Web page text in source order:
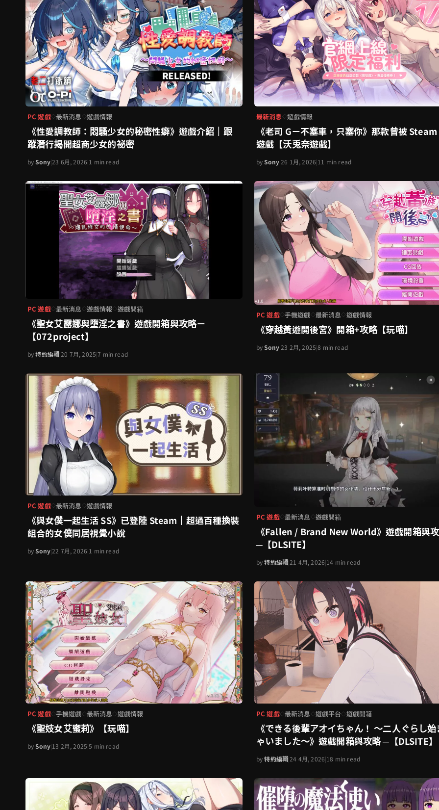
PC 遊戲◇最新消息◇遊戲情報
《性愛調教師：悶騷少女的秘密性癖》遊戲介紹｜跟
蹤潛行揭開超商少女的祕密
bySony|23 6月, 2026|1 min read
最新消息◇遊戲情報
《老司 G－不塞車，只塞你》那款曾被
遊戲【沃兎奈遊戲】
bySony|26 1月, 2026|11 min read
PC 遊戲◇最新消息◇遊戲情報◇遊戲開箱
《聖女艾露娜與墮淫之書》遊戲開箱與攻略－
【072project】
by特約編輯|20 7月, 2025|7 min read
PC 遊戲◇手機遊戲◇最新消息◇遊戲情報
《穿越黃遊開後宮》開箱+攻略【玩喵】
bySony|23 2月, 2025|8 min read
PC 遊戲◇最新消息◇遊戲情報
《與女僕一起生活 SS》已登陸 Steam｜超過百種換裝
組合的女僕同居視覺小說
bySony|22 7月, 2026|1 min read
PC 遊戲◇最新消息◇遊戲開箱
《Fallen / Brand New World》遊戲開箱與
─【DLSITE】
by特約編輯|21 4月, 2026|14 min read
PC 遊戲◇手機遊戲◇最新消息◇遊戲情報
《聖妓女艾蜜莉》【玩喵】
bySony|13 2月, 2025|5 min read
PC 遊戲◇最新消息◇遊戲平台◇遊戲開箱
《できる後輩アオイちゃん！ ～二人ぐらし
ゃいました～》遊戲開箱與攻略 ─【DLSITE】
by特約編輯|24 4月, 2026|18 min read